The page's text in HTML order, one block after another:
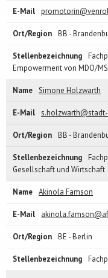
BB -
Empowerment von MDO/
Simone Holzwarth
BB -
Gesellschaft und Wirtschaft
Akinola Famson
BE - Berlin